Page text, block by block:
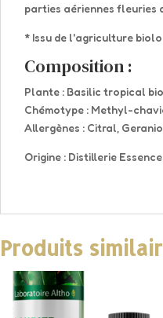
parties aériennes fleuries
* Issu de l'agriculture
Composition :
Plante : Basilic tropical bio
Chémotype : Methyl-
Allergènes : Citral,
Origine : Distillerie
Produits